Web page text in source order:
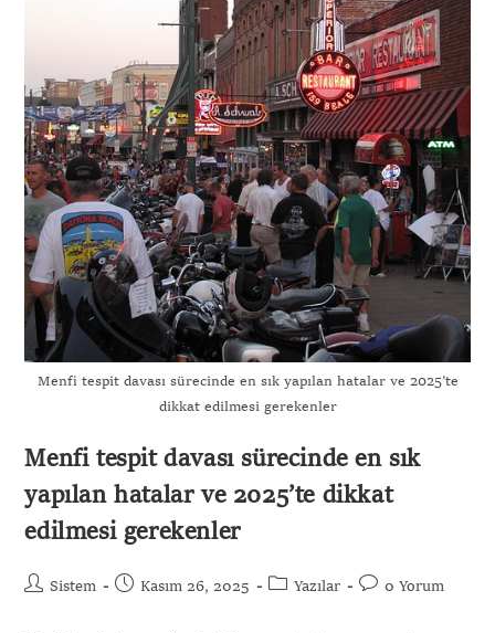
Menfi tespit davası sürecinde en sık yapılan hatalar ve 2025’te
dikkat edilmesi gerekenler
Menfi tespit davası sürecinde en sık
yapılan hatalar ve 2025’te dikkat
edilmesi gerekenler
Sistem Kasım 26, 2025 Yazılar 0 Yorum